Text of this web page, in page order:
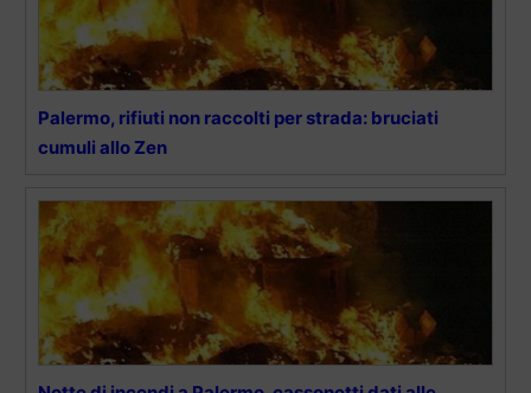
Palermo, rifiuti non raccolti per strada: bruciati
cumuli allo Zen